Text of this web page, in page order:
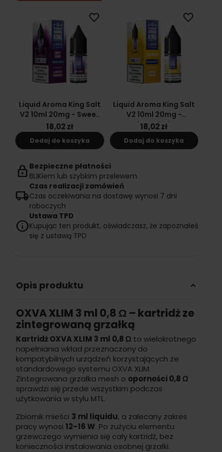
Liquid Aroma King Salt
V2 10ml 20mg - Sweet
Grape
18,02 zł
Dodaj do koszyka
favorite_border
Liquid Aroma King Salt
V2 10ml 20mg -
Pinacolada
18,02 zł
Dodaj do koszyka
favorite_border
lock Bezpieczne płatności
BLIKiem lub szybkim przelewem
local_shipping
Czas realizacji zamówień
Czas oczekiwania na dostawę wynosi 7 dni
roboczych
info
Ustawa TPD
Kupując ten produkt, oświadczasz, że zapoznałeś
się z ustawą TPD
Opis produktu keyboard_arrow_down
OXVA XLIM 3 ml 0,8 Ω – kartridż ze
zintegrowaną grzałką
Kartridż OXVA XLIM 3 ml 0,8 Ω to wielokrotnego
napełniania wkład przeznaczony do
kompatybilnych urządzeń korzystających ze
standardowego systemu OXVA XLIM.
Zintegrowana grzałka mesh o oporności 0,8 Ω
sprawdzi się przede wszystkim podczas
użytkowania w stylu MTL.
Zbiornik mieści 3 ml liquidu, a zalecany zakres
pracy wynosi 12–16 W. Po zużyciu elementu
grzewczego wymienia się cały kartridż, bez
konieczności instalowania osobnej grzałki.